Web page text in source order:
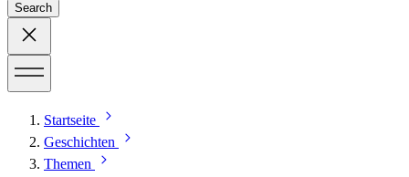
Search
Startseite
Geschichten
Themen